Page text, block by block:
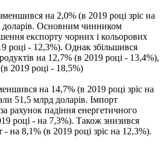
на 2,0% (в 2019 році зріс на
доларів. Основним чинником
експорту чорних і кольорових
році - 12,3%). Однак збільшився
на 12,7% (в 2019 році - 13,4%),
2019 році - 18,5%)
на 14,7% (в 2019 році зріс на
51,5 млрд доларів. Імпорт
рахунок падіння енергетичного
році - на 7,3%). Також знизився
на 8,1% (в 2019 році зріс на 12,3%).